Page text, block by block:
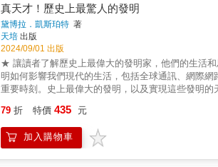
人工智能是我讀過最好的版本，同時深刻地講述她
莎．萊斯（Condoleezza Rice），史丹佛大學胡佛
不僅能看到一名年輕科學家動人的個人成長故事，
在於李飛飛一生對學習的熱情和對科學的熱愛。
& 一本迷人、勵志的回憶錄。本書透過李飛飛從社
智能技術所做的重要工作，並藉此改善人類現況。
成長思維》作者 & 李飛飛是第一位真正理解大數據
她緊急而清楚描述了人工智能的巨大潛力和危險；
瑞．辛頓（Geoffrey Hinton），圖靈獎得主、多倫
科學自傳，可以讓成人對「何為智慧」這樣的大問
AI領域的先行者。 她的研究包含電腦視覺、大型圖
者，也是榜樣，更是這場重要AI革命的良知之聲。 我非常推薦
真天才！歷史上最驚人的發明
黛博拉．凱斯珀特 著
天培 出版
2024/09/01 出版
★ 讓讀者了解歷史上最偉大的發明家，他們的生活
明如何影響我們現代的生活，包括全球通訊、網際
重要時刻。史上最偉大的發明，以及實現這些發明
一直不斷汲取靈感，發明工具與機器以改善生活。
是歷史長河中曾存在的一部分，卻帶來無盡的影響
特發明蒸汽發動機、萊特兄弟冒著生命危險駕駛第
79 折 特價 435 元
加入購物車